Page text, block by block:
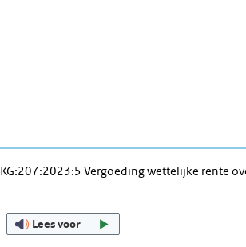
KG:207:2023:5 Vergoeding wettelijke rente
Lees voor